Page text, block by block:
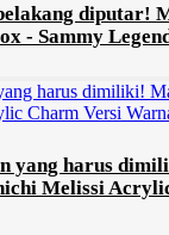
diputar!
- Sammy
yang harus
Melissi